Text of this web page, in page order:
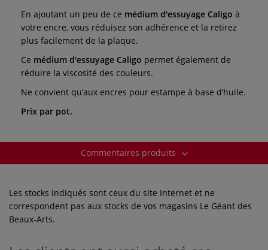
En ajoutant un peu de ce médium d'essuyage Caligo à
votre encre, vous réduisez son adhérence et la retirez
plus facilement de la plaque.
Ce médium d'essuyage Caligo permet également de
réduire la viscosité des couleurs.
Ne convient qu’aux encres pour estampe à base d’huile.
Prix par pot.
Commentaires produits
Les stocks indiqués sont ceux du site Internet et ne
correspondent pas aux stocks de vos magasins Le Géant des
Beaux-Arts.